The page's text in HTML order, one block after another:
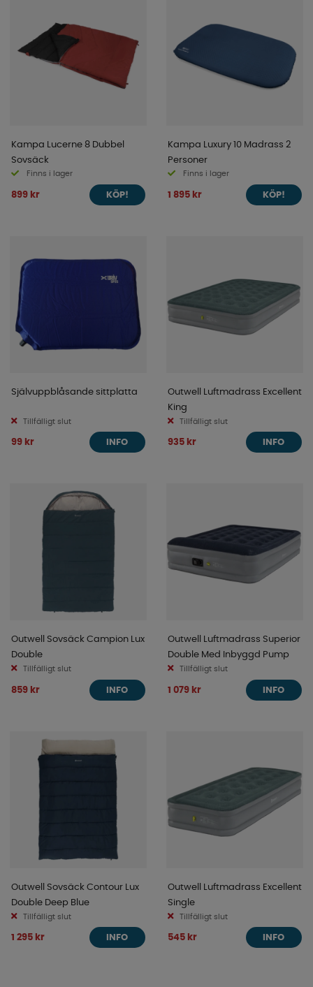
Kampa Lucerne 8 Dubbel
Sovsäck
Finns i lager
899 kr KÖP!
Kampa Luxury 10 Madrass 2
Personer
Finns i lager
1 895 kr KÖP!
Självuppblåsande sittplatta
Tillfälligt slut
99 kr INFO
Outwell Luftmadrass Excellent
King
Tillfälligt slut
935 kr INFO
Outwell Sovsäck Campion Lux
Double
Tillfälligt slut
859 kr INFO
Outwell Luftmadrass Superior
Double Med Inbyggd Pump
Tillfälligt slut
1 079 kr INFO
Outwell Sovsäck Contour Lux
Double Deep Blue
Tillfälligt slut
1 295 kr INFO
Outwell Luftmadrass Excellent
Single
Tillfälligt slut
545 kr INFO